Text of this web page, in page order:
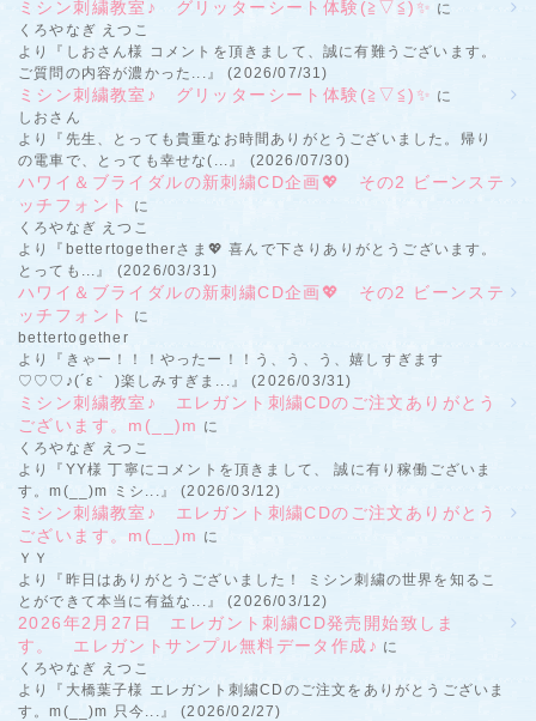
ミシン刺繍教室♪ グリッターシート体験(≧▽≦)✨ に
くろやなぎ えつこ
より『しおさん様 コメントを頂きまして、誠に有難うございます。
ご質問の内容が濃かった...』 (2026/07/31)
ミシン刺繍教室♪ グリッターシート体験(≧▽≦)✨ に
しおさん
より『先生、とっても貴重なお時間ありがとうございました。帰り
の電車で、とっても幸せな(...』 (2026/07/30)
ハワイ＆ブライダルの新刺繍CD企画💖 その2 ビーンステ
ッチフォント
に
くろやなぎ えつこ
より『bettertogetherさま💖 喜んで下さりありがとうございます。
とっても...』 (2026/03/31)
ハワイ＆ブライダルの新刺繍CD企画💖 その2 ビーンステ
ッチフォント
に
bettertogether
より『きゃー！！！やったー！！う、う、う、嬉しすぎます
♡♡♡♪(´ε｀ )楽しみすぎま...』 (2026/03/31)
ミシン刺繍教室♪ エレガント刺繍CDのご注文ありがとう
ございます。m(__)m に
くろやなぎ えつこ
より『YY様 丁寧にコメントを頂きまして、 誠に有り稼働ございま
す。m(__)m ミシ...』 (2026/03/12)
ミシン刺繍教室♪ エレガント刺繍CDのご注文ありがとう
ございます。m(__)m に
ＹＹ
より『昨日はありがとうございました！ ミシン刺繍の世界を知るこ
とができて本当に有益な...』 (2026/03/12)
2026年2月27日 エレガント刺繍CD発売開始致しま
す。 エレガントサンプル無料データ作成♪ に
くろやなぎ えつこ
より『大橋葉子様 エレガント刺繍CDのご注文をありがとうございま
す。m(__)m 只今...』 (2026/02/27)